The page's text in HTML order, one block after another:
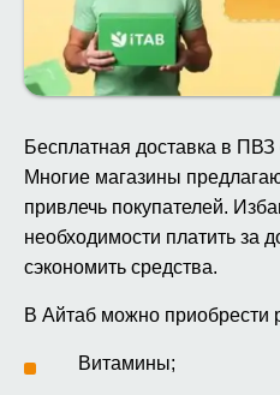
Бесплатная доставка в ПВЗ
Многие магазины
привлечь покупателей.
необходимости платить за
сэкономить средства.
В Айтаб можно приобрести
Витамины;